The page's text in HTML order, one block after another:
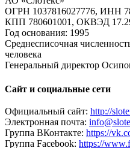
ОГРН 1037816027776, ИНН
КПП 780601001, ОКВЭД
Год основания: 1995
Среднесписочная
человека
Генеральный директор
Сайт и социальные сети
Официальный сайт: http://
Электронная почта:
Группа ВКонтакте: https://
Группа Facebook: https://